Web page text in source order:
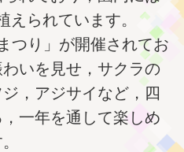
えられています。
つり」が開催されてお
いを見せ，サクラの
，アジサイなど，四
一年を通して楽しめ